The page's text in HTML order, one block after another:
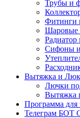
Трубы и
Фитинги
Шаровые
Радиатор
Сифоны
Вытяжка и
Лючки
Вытяжка
Программа для
Телеграм БОТ